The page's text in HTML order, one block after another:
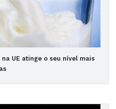
UE atinge o seu nível mais